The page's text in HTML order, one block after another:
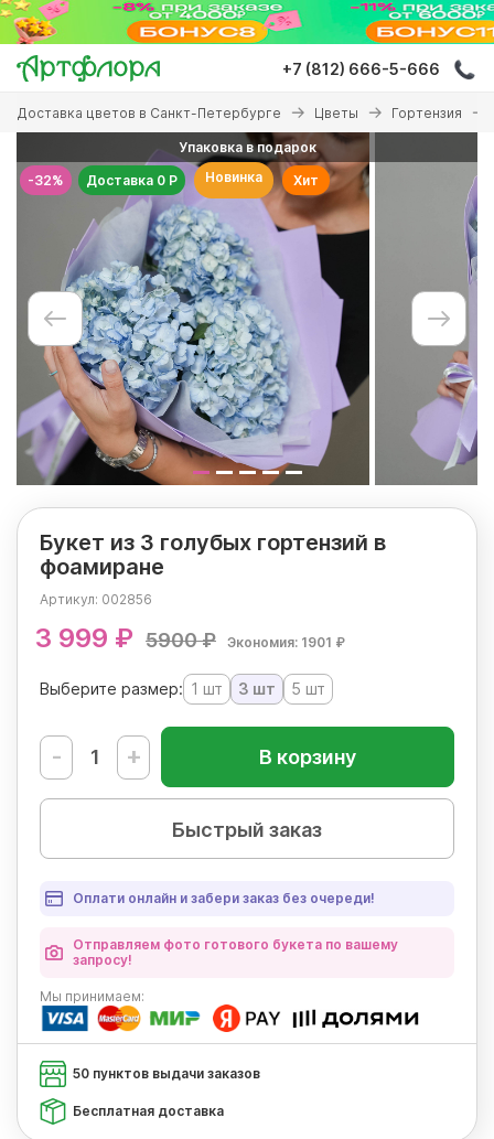
Перейти
основному
содержанию
+7 (812) 666-5-666
Вы
здесь
Доставка цветов в Санкт-Петербурге Цветы Гортензия
-32%
Упаковка в подарок
Доставка 0 Р
Новинка Хит
Букет из 3 голубых гортензий в
фоамиране
Артикул: 002856
3 999 ₽ 5900 ₽ Экономия: 1901 ₽
Выберите размер: 1 шт 3 шт 5 шт
- + В корзину
Быстрый заказ
Оплати онлайн и забери заказ без очереди!
Отправляем фото готового букета по вашему
запросу!
Мы принимаем:
50 пунктов выдачи заказов
Бесплатная доставка